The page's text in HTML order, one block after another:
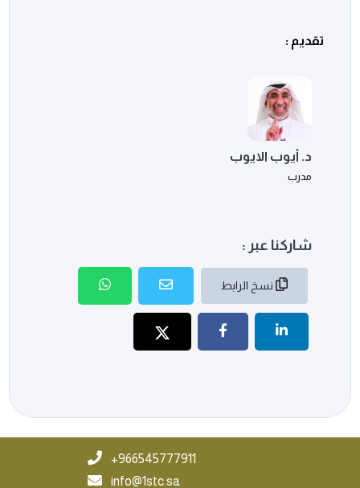
تقديم :
د. أيوب الايوب
مدرب
شاركنا عبر :
نسخ الرابط
966545777911+
info@1stc.sa